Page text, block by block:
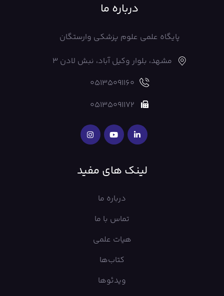
درباره ما
پایگاه علمی علوم پزشکی وارستگان
مشهد، بلوار وکیل آباد، نبش لادن 3
05135091160
05135091172
لینک های مفید
درباره ما
تماس با ما
هیات علمی
کتاب‌ها
ویدئوها